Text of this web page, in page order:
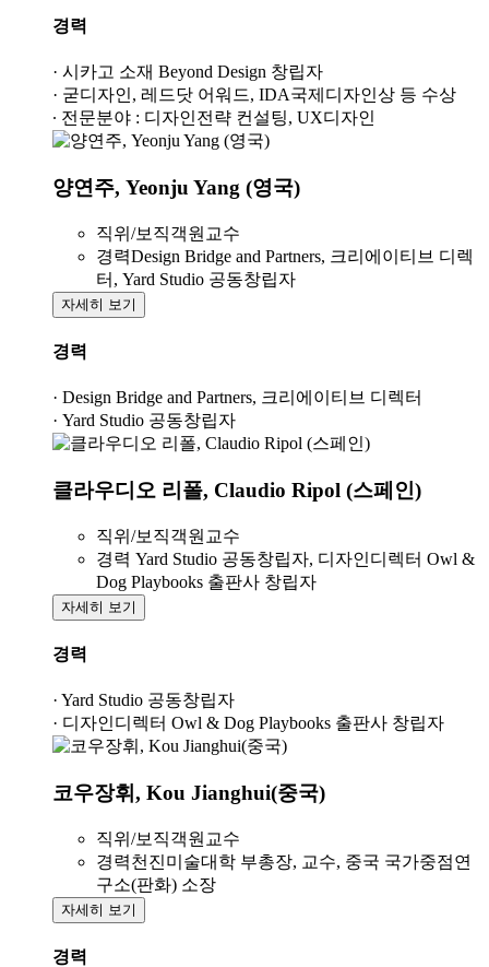
경력
· 시카고 소재 Beyond Design 창립자
· 굳디자인, 레드닷 어워드, IDA국제디자인상 등 수상
· 전문분야 : 디자인전략 컨설팅, UX디자인
양연주, Yeonju Yang (영국)
직위/보직객원교수
경력Design Bridge and Partners, 크리에이티브 디렉
터, Yard Studio 공동창립자
자세히 보기
경력
· Design Bridge and Partners, 크리에이티브 디렉터
· Yard Studio 공동창립자
클라우디오 리폴, Claudio Ripol (스페인)
직위/보직객원교수
경력 Yard Studio 공동창립자, 디자인디렉터 Owl &
Dog Playbooks 출판사 창립자
자세히 보기
경력
· Yard Studio 공동창립자
· 디자인디렉터 Owl & Dog Playbooks 출판사 창립자
코우장휘, Kou Jianghui(중국)
직위/보직객원교수
경력천진미술대학 부총장, 교수, 중국 국가중점연
구소(판화) 소장
자세히 보기
경력